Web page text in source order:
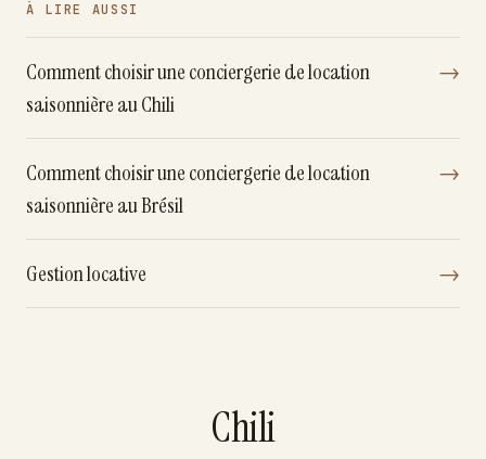
À LIRE AUSSI
Comment choisir une conciergerie de location
saisonnière au Chili
→
Comment choisir une conciergerie de location
saisonnière au Brésil
→
Gestion locative →
Chili